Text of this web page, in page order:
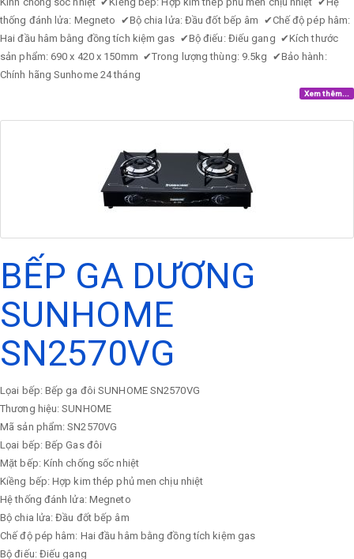
thống đánh lửa: Megneto ✔Bộ chia lửa: Đầu đốt bếp âm ✔Chế độ pép hâm:
Hai đầu hâm bằng đồng tích kiệm gas ✔Bộ điếu: Điếu gang ✔Kích thước
sản phẩm: 690 x 420 x 150mm ✔Trong lượng thùng: 9.5kg ✔Bảo hành:
Chính hãng Sunhome 24 tháng
Xem thêm...
BẾP GA DƯƠNG
SUNHOME
SN2570VG
Lọai bếp: Bếp ga đôi SUNHOME SN2570VG
Thương hiệu: SUNHOME
Mã sản phẩm: SN2570VG
Lọai bếp: Bếp Gas đôi
Mặt bếp: Kính chống sốc nhiệt
Kiềng bếp: Hợp kim thép phủ men chịu nhiệt
Hệ thống đánh lửa: Megneto
Bộ chia lửa: Đầu đốt bếp âm
Chế độ pép hâm: Hai đầu hâm bằng đồng tích kiệm gas
Bộ điếu: Điếu gang